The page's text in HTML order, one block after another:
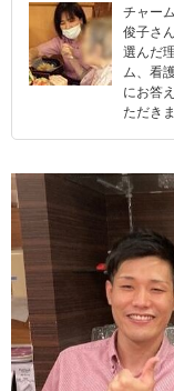
チャー
俊子さ
選んだ
ム、看
にお答
ただき